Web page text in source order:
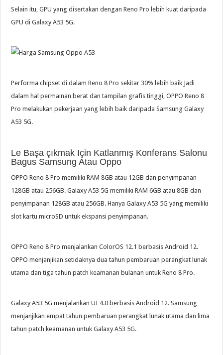
Selain itu, GPU yang disertakan dengan Reno Pro lebih kuat daripada
GPU di Galaxy A53 5G.
Performa chipset di dalam Reno 8 Pro sekitar 30% lebih baik Jadi
dalam hal permainan berat dan tampilan grafis tinggi, OPPO Reno 8
Pro melakukan pekerjaan yang lebih baik daripada Samsung Galaxy
A53 5G.
Le Başa çıkmak Için Katlanmış Konferans Salonu
Bagus Samsung Atau Oppo
OPPO Reno 8 Pro memiliki RAM 8GB atau 12GB dan penyimpanan
128GB atau 256GB. Galaxy A53 5G memiliki RAM 6GB atau 8GB dan
penyimpanan 128GB atau 256GB. Hanya Galaxy A53 5G yang memiliki
slot kartu microSD untuk ekspansi penyimpanan.
OPPO Reno 8 Pro menjalankan ColorOS 12.1 berbasis Android 12.
OPPO menjanjikan setidaknya dua tahun pembaruan perangkat lunak
utama dan tiga tahun patch keamanan bulanan untuk Reno 8 Pro.
Galaxy A53 5G menjalankan UI 4.0 berbasis Android 12. Samsung
menjanjikan empat tahun pembaruan perangkat lunak utama dan lima
tahun patch keamanan untuk Galaxy A53 5G.